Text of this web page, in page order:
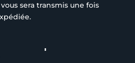
sera transmis une fois
de l’empreinte